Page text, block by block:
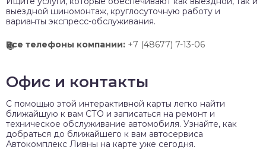
выездной шиномонтаж, круглосуточную работу и
варианты экспресс-обслуживания.
Все телефоны компании: +7 (48677) 7-13-06
Офис и контакты
C помощью этой интерактивной карты легко найти
ближайшую к вам СТО и записаться на ремонт и
техническое обслуживание автомобиля. Узнайте, как
добраться до ближайшего к вам автосервиса
Автокомплекс Ливны на карте уже сегодня.